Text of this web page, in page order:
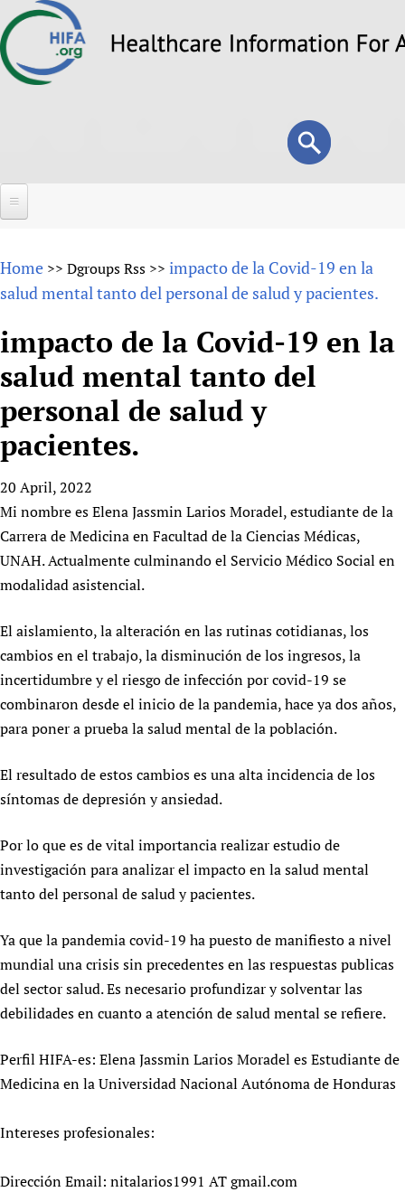
to
Search
form
Search
About
Why HIFA is needed
Vision and Strategy
HIFA, Universal Health Coverage and Human Rights
HIFA in Official Relations with WHO
Achievements
Testimonials
HIFA Voices database
HIFA & global health CoPs
Publications
HIFA (Healthcare Information For All)
How to use the HIFA forums
CHIFA (child health and rights)
HIFA-French
HIFA-Portuguese
HIFA-Spanish
HIFA-Zambia 2011-2024
Projects
New! SPOTLIGHTS
Evidence-informed policy
Open access
Substance use disorders
*Sponsorship opportunities
Citizens, Parents and Children
Library and Information Services
Community Health Workers
Multilingualism
Prescribers and users of medicines
Evaluating Impact
Mobile HIFA (mHIFA)
*Completed projects
Astana Declaration+
Communicating health research
COVID-19
Essential Health Services and COVID-19
Health Partnerships
Learning for Quality Health Services
People
List view
Fundraising Working Group
Main Steering Group
Members
Partnerships and Projects
Staff
Volunteers
Collaborate
Contact us
Donate
HIFA Appeal
Link to us
Partners
Supporting Organisations
List view
News
News
Forum Messages
Join
Join CHIFA (child health and rights)
Junte-se ao HIFA-Portuguese
Rejoignez HIFA-Français
Únase a HIFA-Español
Home >> Dgroups Rss >> impacto de la Covid-19 en la
salud mental tanto del personal de salud y pacientes.
impacto de la Covid-19 en la
salud mental tanto del
personal de salud y
pacientes.
20 April, 2022
Mi nombre es Elena Jassmin Larios Moradel, estudiante de la
Carrera de Medicina en Facultad de la Ciencias Médicas,
UNAH. Actualmente culminando el Servicio Médico Social en
modalidad asistencial.
El aislamiento, la alteración en las rutinas cotidianas, los
cambios en el trabajo, la disminución de los ingresos, la
incertidumbre y el riesgo de infección por covid-19 se
combinaron desde el inicio de la pandemia, hace ya dos años,
para poner a prueba la salud mental de la población.
El resultado de estos cambios es una alta incidencia de los
síntomas de depresión y ansiedad.
Por lo que es de vital importancia realizar estudio de
investigación para analizar el impacto en la salud mental
tanto del personal de salud y pacientes.
Ya que la pandemia covid-19 ha puesto de manifiesto a nivel
mundial una crisis sin precedentes en las respuestas publicas
del sector salud. Es necesario profundizar y solventar las
debilidades en cuanto a atención de salud mental se refiere.
Perfil HIFA-es: Elena Jassmin Larios Moradel es Estudiante de
Medicina en la Universidad Nacional Autónoma de Honduras
Intereses profesionales:
Dirección Email: nitalarios1991 AT gmail.com